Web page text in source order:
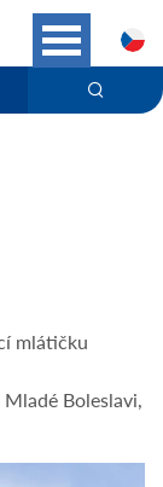
mlátičku
Boleslavi,